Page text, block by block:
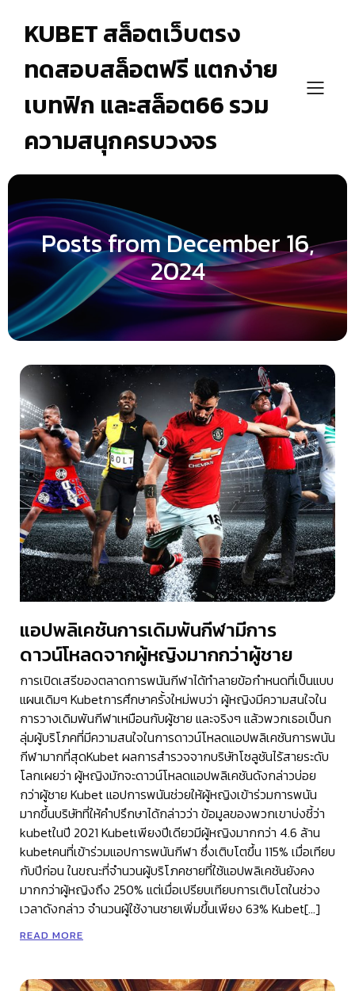
KUBET สล็อตเว็บตรง
ทดสอบสล็อตฟรี แตกง่าย
เบทฟิก และสล็อต66 รวม
ความสนุกครบวงจร
Posts from December 16,
2024
แอปพลิเคชันการเดิมพันกีฬามีการ
ดาวน์โหลดจากผู้หญิงมากกว่าผู้ชาย
การเปิดเสรีของตลาดการพนันกีฬาได้ทำลายข้อกำหนดที่เป็นแบบ
แผนเดิมๆ Kubetการศึกษาครั้งใหม่พบว่า ผู้หญิงมีความสนใจใน
การวางเดิมพันกีฬาเหมือนกับผู้ชาย และจริงๆ แล้วพวกเธอเป็นก
ลุ่มผู้บริโภคที่มีความสนใจในการดาวน์โหลดแอปพลิเคชันการพนัน
กีฬามากที่สุดKubet ผลการสำรวจจากบริษัทโซลูชันไร้สายระดับ
โลกเผยว่า ผู้หญิงมักจะดาวน์โหลดแอปพลิเคชันดังกล่าวบ่อย
กว่าผู้ชาย Kubet แอปการพนันช่วยให้ผู้หญิงเข้าร่วมการพนัน
มากขึ้นบริษัทที่ให้คำปรึกษาได้กล่าวว่า ข้อมูลของพวกเขาบ่งชี้ว่า
kubetในปี 2021 Kubetเพียงปีเดียวมีผู้หญิงมากกว่า 4.6 ล้าน
kubetคนที่เข้าร่วมแอปการพนันกีฬา ซึ่งเติบโตขึ้น 115% เมื่อเทียบ
กับปีก่อน ในขณะที่จำนวนผู้บริโภคชายที่ใช้แอปพลิเคชันยังคง
มากกว่าผู้หญิงถึง 250% แต่เมื่อเปรียบเทียบการเติบโตในช่วง
เวลาดังกล่าว จำนวนผู้ใช้งานชายเพิ่มขึ้นเพียง 63% Kubet[…]
READ MORE